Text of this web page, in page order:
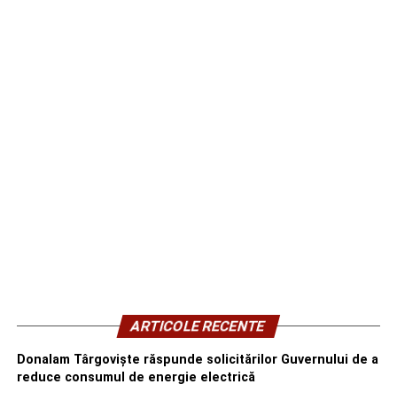
ARTICOLE RECENTE
Donalam Târgoviște răspunde solicitărilor Guvernului de a
reduce consumul de energie electrică